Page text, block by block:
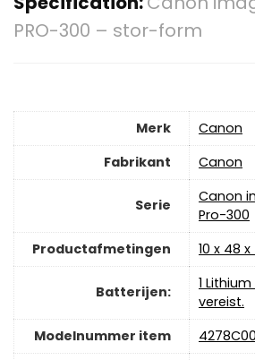
PRO-300 – stor-form
Merk
‎Canon
Fabrikant
‎Canon
Serie
‎Canon
Pro-300
Productafmetingen
‎10 x 48
Batterijen:
‎1
vereist.
Modelnummer item